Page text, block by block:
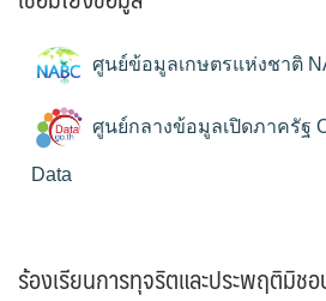
ศูนย์ข้อมูลเกษตรแห่งชาติ
ศูนย์กลางข้อมูลเปิดภาครัฐ
Data
ร้องเรียนการทุจริตและประพฤติมิช